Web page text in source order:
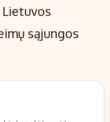
Lietuvos
sąjungos